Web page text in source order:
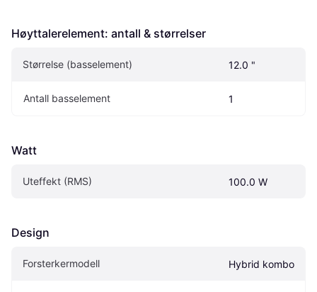
Høyttalerelement: antall & størrelser
Størrelse (basselement) 12.0 "
Antall basselement 1
Watt
Uteffekt (RMS) 100.0 W
Design
Forsterkermodell Hybrid kombo